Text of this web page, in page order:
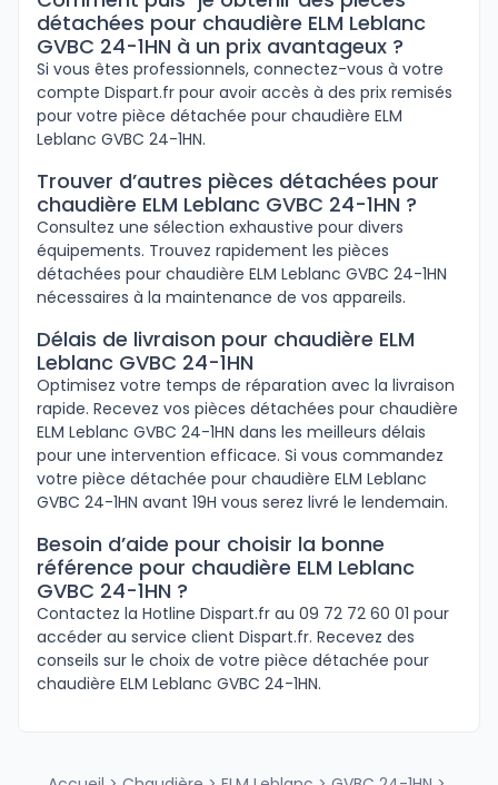
détachées pour chaudière ELM Leblanc
GVBC 24-1HN à un prix avantageux ?
Si vous êtes professionnels, connectez-vous à votre
compte Dispart.fr pour avoir accès à des prix remisés
pour votre pièce détachée pour chaudière ELM
Leblanc GVBC 24-1HN.
Trouver d’autres pièces détachées pour
chaudière ELM Leblanc GVBC 24-1HN ?
Consultez une sélection exhaustive pour divers
équipements. Trouvez rapidement les pièces
détachées pour chaudière ELM Leblanc GVBC 24-1HN
nécessaires à la maintenance de vos appareils.
Délais de livraison pour chaudière ELM
Leblanc GVBC 24-1HN
Optimisez votre temps de réparation avec la livraison
rapide. Recevez vos pièces détachées pour chaudière
ELM Leblanc GVBC 24-1HN dans les meilleurs délais
pour une intervention efficace. Si vous commandez
votre pièce détachée pour chaudière ELM Leblanc
GVBC 24-1HN avant 19H vous serez livré le lendemain.
Besoin d’aide pour choisir la bonne
référence pour chaudière ELM Leblanc
GVBC 24-1HN ?
Contactez la Hotline Dispart.fr au 09 72 72 60 01 pour
accéder au service client Dispart.fr. Recevez des
conseils sur le choix de votre pièce détachée pour
chaudière ELM Leblanc GVBC 24-1HN.